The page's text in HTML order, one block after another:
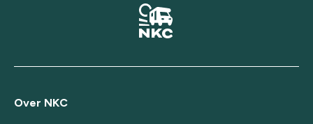
Over NKC